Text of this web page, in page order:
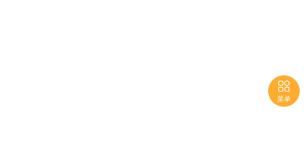

菜单